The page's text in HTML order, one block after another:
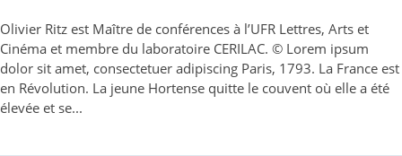
Olivier Ritz est Maître de conférences à l’UFR Lettres, Arts et
Cinéma et membre du laboratoire CERILAC. © Lorem ipsum
dolor sit amet, consectetuer adipiscing Paris, 1793. La France est
en Révolution. La jeune Hortense quitte le couvent où elle a été
élevée et se...